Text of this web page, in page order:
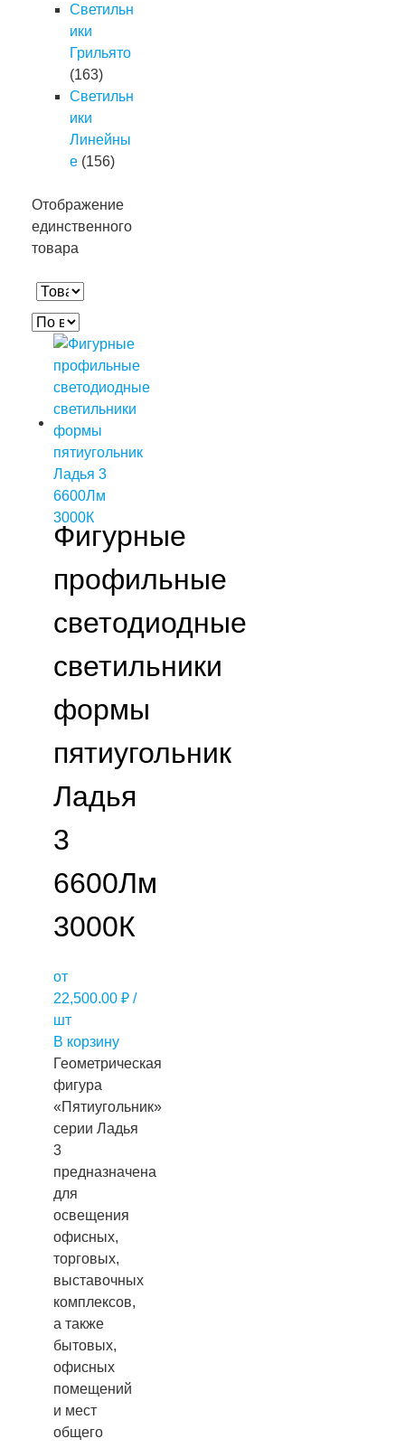
Светильн
ики
Грильято
(163)
Светильн
ики
Линейны
е (156)
Отображение
единственного
товара
Фигурные
профильные
светодиодные
светильники
формы
пятиугольник
Ладья
3
6600Лм
3000К
от
22,500.00 ₽ /
шт
В корзину
Геометрическая
фигура
«Пятиугольник»
серии Ладья
3
предназначена
для
освещения
офисных,
торговых,
выставочных
комплексов,
а также
бытовых,
офисных
помещений
и мест
общего